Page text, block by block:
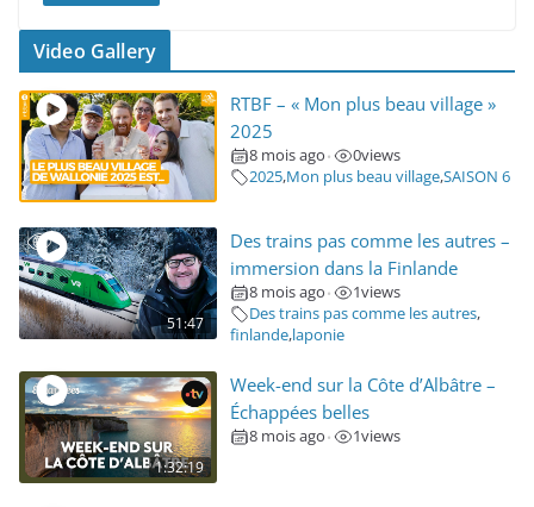
Video Gallery
RTBF – « Mon plus beau village »
2025
8 mois ago • 0views
2025,Mon plus beau village,SAISON 6
51:47
Des trains pas comme les autres –
immersion dans la Finlande
8 mois ago • 1views
Des trains pas comme les autres,
finlande,laponie
1:32:19
Week-end sur la Côte d’Albâtre –
Échappées belles
8 mois ago • 1views